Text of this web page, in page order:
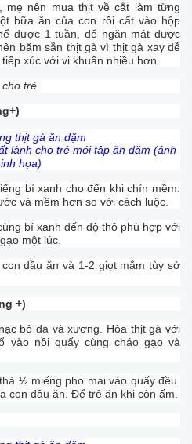
nên mua thịt về cắt làm từng
bữa ăn của con rồi cất vào hộp
được 1 tuần, để ngăn mát được
băm sẵn thịt gà vì thịt gà xay dễ
xúc với vi khuẩn nhiều hơn.
trẻ
lành cho trẻ mới tập ăn dặm (ảnh
họa)
bí xanh cho đến khi chín mềm.
và mềm hơn so với cách luộc.
bí xanh đến độ thô phù hợp với
một lúc.
dầu ăn và 1-2 giọt mắm tùy sở
+)
bỏ da và xương. Hòa thịt gà với
vào nồi quấy cùng cháo gạo và
½ miếng pho mai vào quấy đều.
con dầu ăn. Để trẻ ăn khi còn ấm.